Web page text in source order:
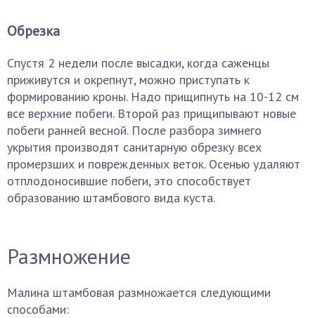
Обрезка
Спустя 2 недели после высадки, когда саженцы
приживутся и окрепнут, можно приступать к
формированию кроны. Надо прищипнуть на 10-12 см
все верхние побеги. Второй раз прищипывают новые
побеги ранней весной. После разбора зимнего
укрытия производят санитарную обрезку всех
промерзших и поврежденных веток. Осенью удаляют
отплодоносившие побеги, это способствует
образованию штамбового вида куста.
Размножение
Малина штамбовая размножается следующими
способами: